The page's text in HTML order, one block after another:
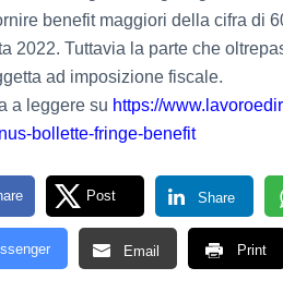
benefit maggiori della cifra di
2022. Tuttavia la parte che
ad imposizione fiscale.
a leggere su https://
bollette-fringe-benefit
Post Share
Email Print